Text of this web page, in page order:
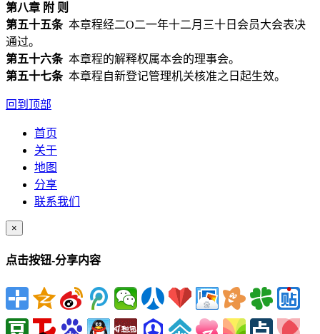
第八章 附 则
第五十五条本章程经二O二一年十二月三十日会员大会表决
通过。
第五十六条本章程的解释权属本会的理事会。
第五十七条本章程自新登记管理机关核准之日起生效。
回到顶部
首页
关于
地图
分享
联系我们
×
点击按钮-分享内容